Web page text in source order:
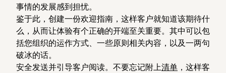
事情的发展感到担忧。
鉴于此，创建一份欢迎指南，这样客户就知道该期待什
么，从而让体验有个正确的开端至关重要。其中可以包
括您组织的运作方式、一些原则相关内容，以及一两句
破冰的话。
安全发送并引导客户阅读。不要忘记附上清单 ，这样客